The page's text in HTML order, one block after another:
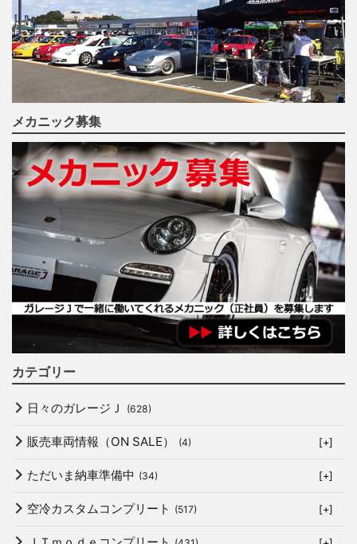
メカニック募集
カテゴリー
日々のガレージＪ (628)
販売車両情報（ON SALE） (4) [+]
ただいま納車準備中 (34) [+]
空冷カスタムコンプリート (517) [+]